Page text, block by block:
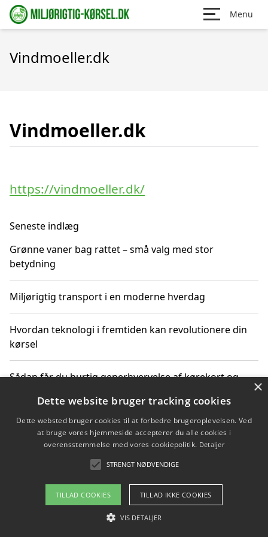
Menu
Vindmoeller.dk
Vindmoeller.dk
https://vindmoeller.dk/
Seneste indlæg
Grønne vaner bag rattet – små valg med stor
betydning
Miljørigtig transport i en moderne hverdag
Hvordan teknologi i fremtiden kan revolutionere din
kørsel
Sådan får du hurtig generhvervelse af kørekort og
Sådan lærer du miljørigtig kørsel hos en køreskole i
Gentofte
Copyright 2026 - Pilanto Aps
Om / kontakt
×
Dette website bruger tracking cookies
Dette websted bruger cookies til at forbedre brugeroplevelsen. Ved
at bruge vores hjemmeside accepterer du alle cookies i
overensstemmelse med vores cookiepolitik. Detaljer
STRENGT NØDVENDIGE
TILLAD COOKIES TILLAD IKKE COOKIES
VIS DETALJER